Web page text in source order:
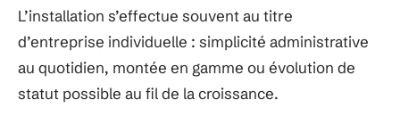
L’installation s’effectue souvent au titre
d’entreprise individuelle : simplicité administrative
au quotidien, montée en gamme ou évolution de
statut possible au fil de la croissance.